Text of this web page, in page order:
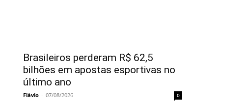
Brasileiros perderam R$ 62,5
bilhões em apostas esportivas no
último ano
Flávio - 07/08/2026 0